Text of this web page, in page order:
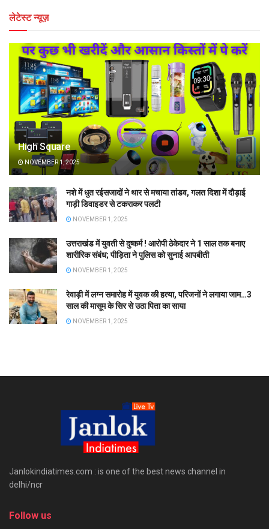
लेटेस्ट न्यूज़
High Square
NOVEMBER 1, 2025
नशे में धुत रईसजादों ने थार से मचाया तांडव, गलत दिशा में दौड़ाई
गाड़ी डिवाइडर से टकराकर पलटी
NOVEMBER 1, 2025
उत्तराखंड में युवती से दुष्कर्म ! आरोपी ठेकेदार ने 1 साल तक बनाए
शारीरिक संबंध; पीड़िता ने पुलिस को सुनाई आपबीती
NOVEMBER 1, 2025
रेवाड़ी में लग्न समारोह में युवक की हत्या, परिजनों ने लगाया जाम…3
साल की मासूम के सिर से उठा पिता का साया
NOVEMBER 1, 2025
Janlokindiatimes.com : is one of the best news channel in
delhi/ncr
Follow us